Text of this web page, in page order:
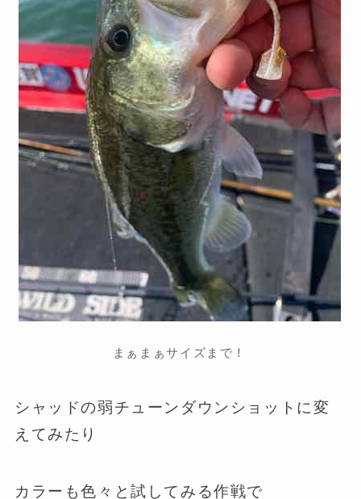
まぁまぁサイズまで！
シャッドの弱チューンダウンショットに変
えてみたり
カラーも色々と試してみる作戦で